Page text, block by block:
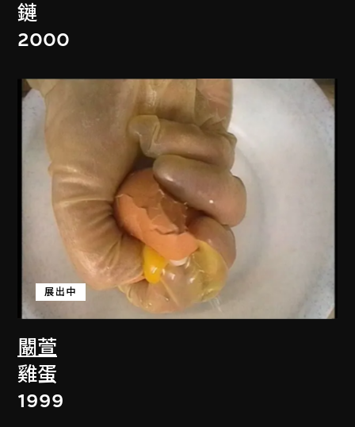
鏈
2000
闞萱
展出中
雞蛋
1999